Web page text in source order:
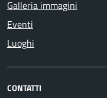
Galleria immagini
Eventi
Luoghi
CONTATTI